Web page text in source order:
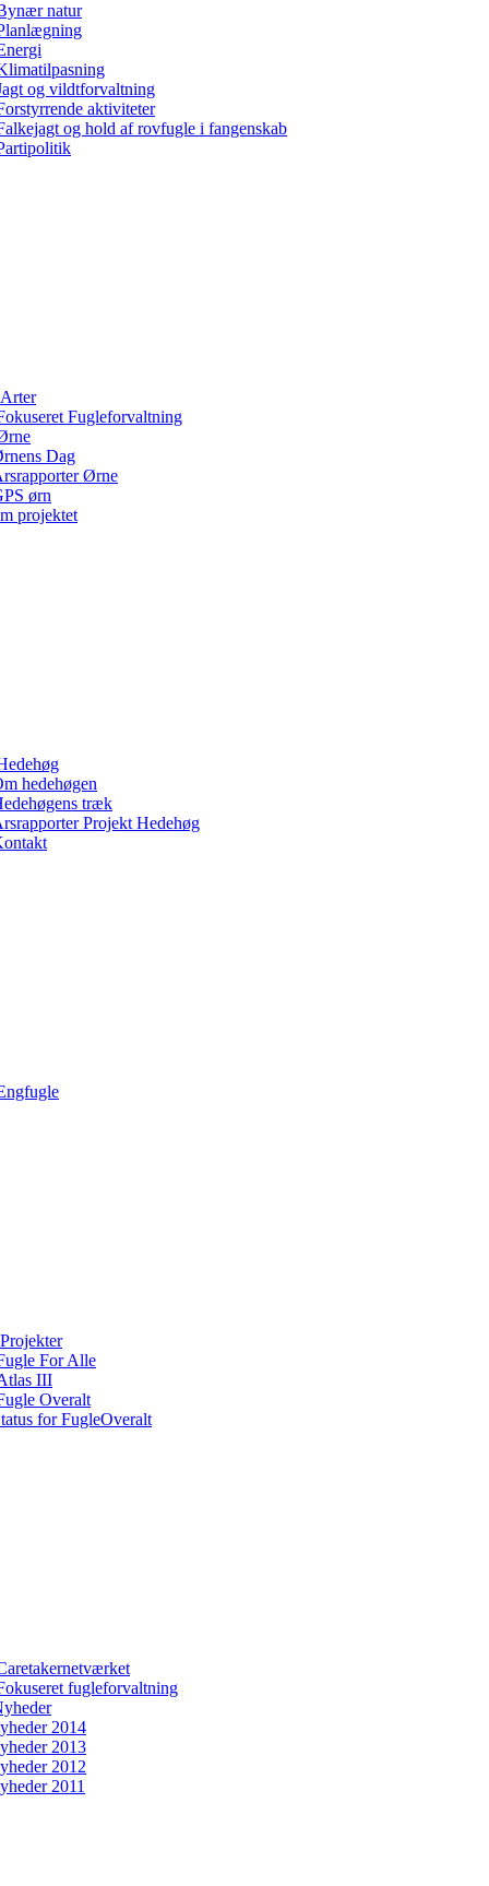
natur
og vildtforvaltning
aktiviteter
og hold af rovfugle i fangenskab
Arter
Fugleforvaltning
Dag
Ørne
ørn
projektet
hedehøgen
træk
Projekt Hedehøg
Projekter
For Alle
III
Overalt
for FugleOveralt
fugleforvaltning
2014
2013
2012
2011